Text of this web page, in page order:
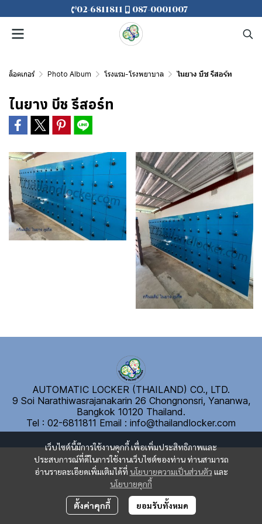
02-6811811 087-0001007
ล็อคเกอร์ Photo Album โรงแรม-โรงพยาบาล ไนยาง บีช รีสอร์ท
ไนยาง บีช รีสอร์ท
เว็บไซต์นี้มีการใช้งานคุกกี้ เพื่อเพิ่มประสิทธิภาพและ
ประสบการณ์ที่ดีในการใช้งานเว็บไซต์ของท่าน ท่านสามารถ
อ่านรายละเอียดเพิ่มเติมได้ที่ นโยบายความเป็นส่วนตัว และ
นโยบายคุกกี้
ตั้งค่าคุกกี้ ยอมรับทั้งหมด
AUTOMATIC LOCKER (THAILAND) CO., LTD.
9 Soi Narathiwasrajanakarin 26 Chongnonsri, Yananwa,
Bangkok 10120 Thailand.
Tel : 02-6811811 Email : info@thailandlocker.com